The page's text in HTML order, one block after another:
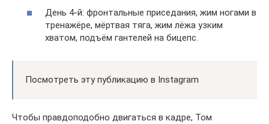
День 4-й: фронтальные приседания, жим ногами в
тренажёре, мёртвая тяга, жим лёжа узким
хватом, подъём гантелей на бицепс.
Посмотреть эту публикацию в Instagram
Чтобы правдоподобно двигаться в кадре, Том